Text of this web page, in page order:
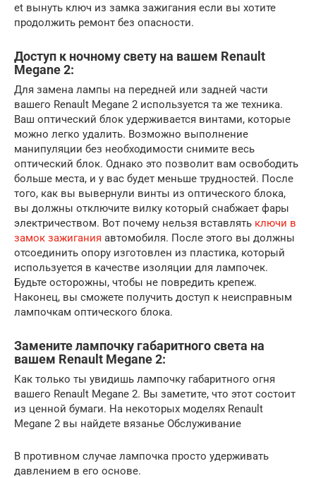
et вынуть ключ из замка зажигания если вы хотите
продолжить ремонт без опасности.
Доступ к ночному свету на вашем Renault
Megane 2:
Для замена лампы на передней или задней части
вашего Renault Megane 2 используется та же техника.
Ваш оптический блок удерживается винтами, которые
можно легко удалить. Возможно выполнение
манипуляции без необходимости снимите весь
оптический блок. Однако это позволит вам освободить
больше места, и у вас будет меньше трудностей. После
того, как вы вывернули винты из оптического блока,
вы должны отключите вилку который снабжает фары
электричеством. Вот почему нельзя вставлять ключи в
замок зажигания автомобиля. После этого вы должны
отсоединить опору изготовлен из пластика, который
используется в качестве изоляции для лампочек.
Будьте осторожны, чтобы не повредить крепеж.
Наконец, вы сможете получить доступ к неисправным
лампочкам оптического блока.
Замените лампочку габаритного света на
вашем Renault Megane 2:
Как только ты увидишь лампочку габаритного огня
вашего Renault Megane 2. Вы заметите, что этот состоит
из ценной бумаги. На некоторых моделях Renault
Megane 2 вы найдете вязанье Обслуживание
В противном случае лампочка просто удерживать
давлением в его основе.